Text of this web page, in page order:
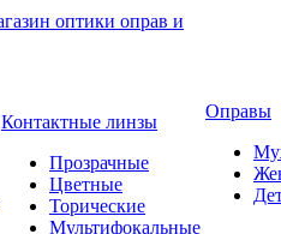
Контактные линзы
Прозрачные
Цветные
Торические
Мультифокальные
Оправы